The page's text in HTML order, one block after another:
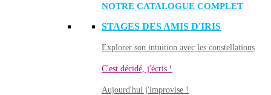
NOTRE CATALOGUE COMPLET
STAGES DES AMIS D'IRIS
Explorer son intuition avec les constellations
C'est décidé, j'écris !
Aujourd'hui j'improvise !